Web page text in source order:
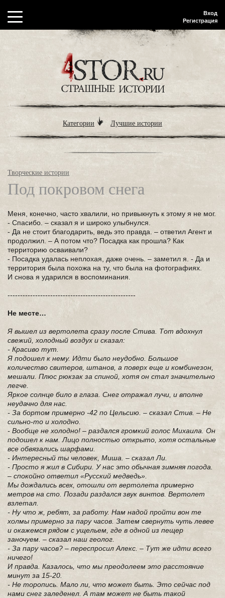
Вход
Регистрация
Категории Лучшие истории
Творческие истории
Под покровом снега
Меня, конечно, часто хвалили, но привыкнуть к этому я не мог.
- Спасибо. – сказал я и широко улыбнулся.
- Да не стоит благодарить, ведь это правда. – ответил Агент и
продолжил. – А потом что? Посадка как прошла? Как
территорию осваивали?
- Посадка удалась неплохая, даже очень. – заметил я. - Да и
территория была похожа на ту, что была на фотографиях.
И снова я ударился в воспоминания.
---------------------------------------------------
Не месте…
Я вышел из вертолета сразу после Стива. Тот вдохнул
свежий, холодный воздух и сказал:
- Красиво тут.
Я подошел к нему. Идти было неудобно. Большое
количество свитеров, штанов, а поверх еще и комбинезон,
мешали. Плюс рюкзак за спиной, хотя он стал значительно
легче.
Яркое солнце било в глаза. Снег отражал лучи, и вполне
неудачно для нас.
- За бортом примерно -42 по Цельсию. – сказал Стив. – Не
сильно-то и холодно.
- Вообще не холодно! – раздался громкий голос Михаила. Он
подошел к нам. Лицо полностью открыто, хотя остальные
все обвязались шарфами.
- Интересный ты человек, Миша. – сказал Ли.
- Просто я жил в Сибири. У нас это обычная зимняя погода.
– спокойно ответил «Русский медведь».
Мы дождались всех, отошли от вертолета примерно
метров на сто. Позади раздался звук винтов. Вертолет
взлетал.
- Ну что ж, ребят, за работу. Нам надой пройти вон те
холмы примерно за пару часов. Затем свернуть чуть левее
и окажемся рядом с ущельем, где в одной из пещер
заночуем. – сказал наш геолог.
- За пару часов? – переспросил Алекс. – Тут же идти всего
ничего!
И правда. Казалось, что мы преодолеем это расстояние
минут за 15-20.
- Не торопись. Мало ли, что может быть. Это сейчас под
нами снег заледенел. А там может не быть такой